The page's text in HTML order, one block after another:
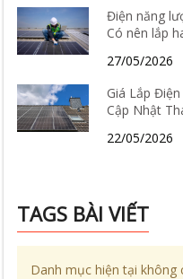
Điện năng
Có nên lắp
27/05/2026
Giá Lắp
Cập Nhật
22/05/2026
TAGS BÀI VIẾT
Danh mục hiện tại không